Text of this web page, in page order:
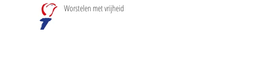
Worstelen met vrijheid